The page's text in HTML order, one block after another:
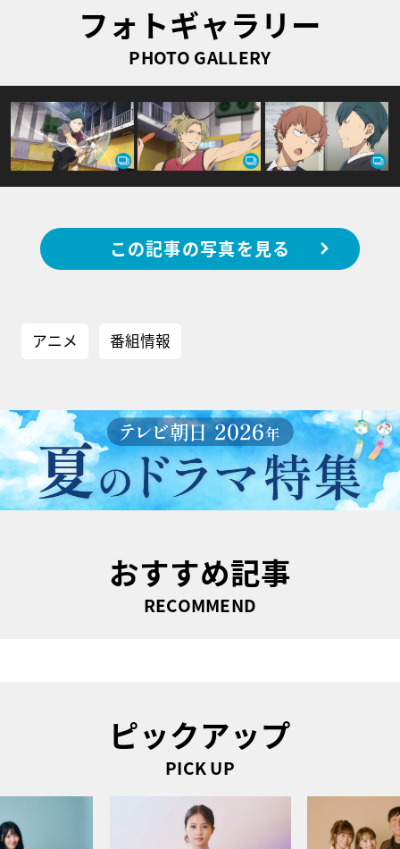
フォトギャラリー
PHOTO GALLERY
この記事の写真を見る
アニメ 番組情報
おすすめ記事
RECOMMEND
ピックアップ
PICK UP